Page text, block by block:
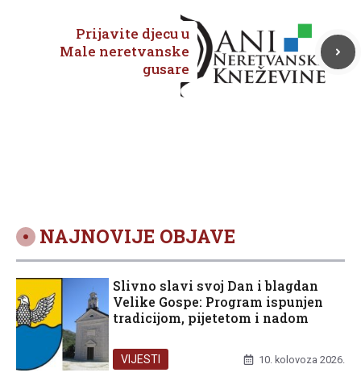
Neretvi prve
vjetro-orgulje na
svijetu
Prijavite djecu u
Male neretvanske
gusare
NAJNOVIJE OBJAVE
Slivno slavi svoj Dan i blagdan
Velike Gospe: Program ispunjen
tradicijom, pijetetom i nadom
VIJESTI 10. kolovoza 2026.